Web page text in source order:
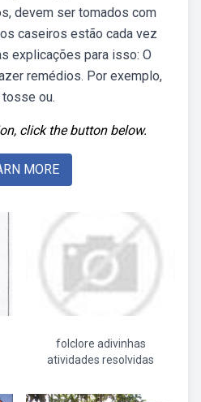
devem ser tomados com
caseiros estão cada vez
explicações para isso: O
remédios. Por exemplo,
ou.
click the button below.
MORE
folclore adivinhas
atividades resolvidas